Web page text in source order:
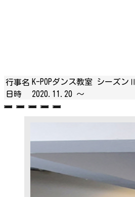
行事名 K-POPダンス教室 シーズンⅡ
日時
2020.11.20 ～